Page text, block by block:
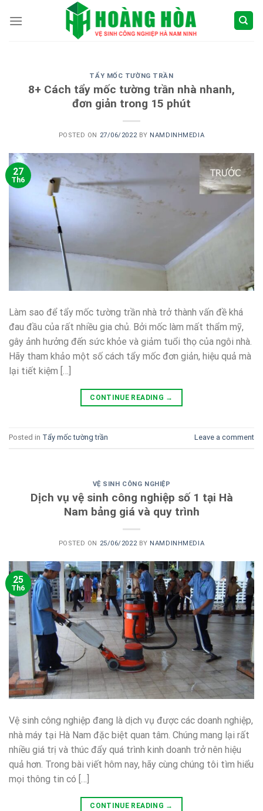
TẨY MỐC TƯỜNG TRẦN
8+ Cách tẩy mốc tường trần nhà nhanh,
đơn giản trong 15 phút
POSTED ON 27/06/2022 BY NAMDINHMEDIA
27
Th6
Làm sao để tẩy mốc tường trần nhà trở thành vấn đề khá
đau đầu của rất nhiều gia chủ. Bởi mốc làm mất thẩm mỹ,
gây ảnh hưởng đến sức khỏe và giảm tuổi thọ của ngôi nhà.
Hãy tham khảo một số cách tẩy mốc đơn giản, hiệu quả mà
lại tiết kiệm […]
CONTINUE READING →
Posted in Tẩy mốc tường trần Leave a comment
VỆ SINH CÔNG NGHIỆP
Dịch vụ vệ sinh công nghiệp số 1 tại Hà
Nam bảng giá và quy trình
POSTED ON 25/06/2022 BY NAMDINHMEDIA
25
Th6
Vệ sinh công nghiệp đang là dịch vụ được các doanh nghiệp,
nhà máy tại Hà Nam đặc biệt quan tâm. Chúng mang lại rất
nhiều giá trị và thúc đẩy quá trình kinh doanh trở nên hiệu
quả hơn. Trong bài viết hôm nay, hãy cùng chúng tôi tìm hiểu
mọi thông tin có […]
CONTINUE READING →